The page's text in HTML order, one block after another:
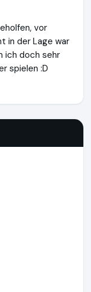
vor
in der Lage war
ich doch sehr
spielen :D